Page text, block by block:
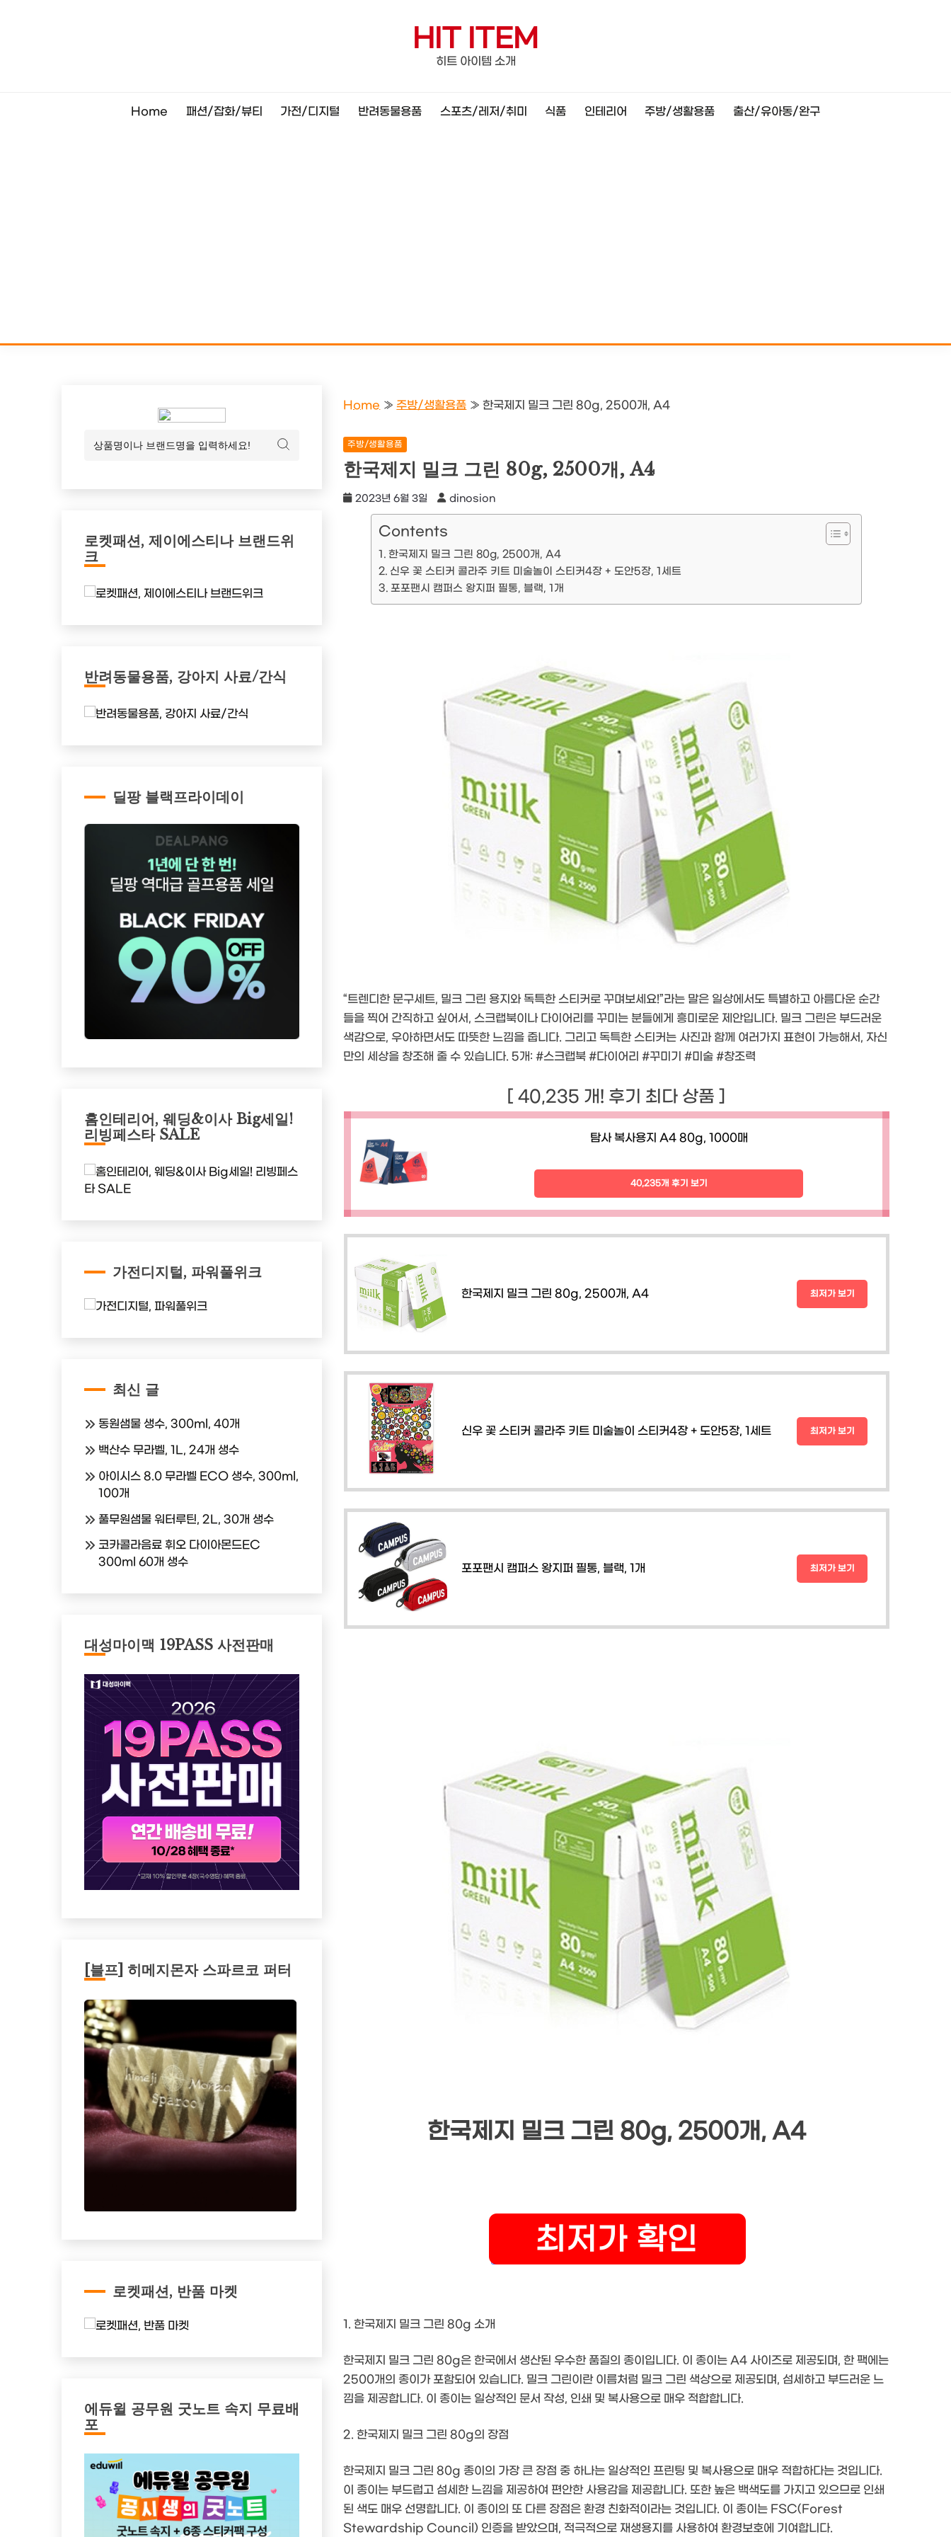
HIT ITEM
히트 아이템 소개
Home 패션/잡화/뷰티 가전/디지털 반려동물용품 스포츠/레저/취미 식품 인테리어 주방/생활용품 출산/유아동/완구
Home »주방/생활용품 » 한국제지 밀크 그린 80g, 2500개, A4
주방/생활용품
한국제지 밀크 그린 80g, 2500개, A4
2023년 6월 3일 dinosion
Contents
한국제지 밀크 그린 80g, 2500개, A4
신우 꽃 스티커 콜라주 키트 미술놀이 스티커4장 + 도안5장, 1세트
포포팬시 캠퍼스 왕지퍼 필통, 블랙, 1개
“트렌디한 문구세트, 밀크 그린 용지와 독특한 스티커로 꾸며보세요!”라는 말은 일상에서도 특별하고 아름다운 순간
들을 찍어 간직하고 싶어서, 스크랩북이나 다이어리를 꾸미는 분들에게 흥미로운 제안입니다. 밀크 그린은 부드러운
색감으로, 우아하면서도 따뜻한 느낌을 줍니다. 그리고 독특한 스티커는 사진과 함께 여러가지 표현이 가능해서, 자신
만의 세상을 창조해 줄 수 있습니다. 5개: #스크랩북 #다이어리 #꾸미기 #미술 #창조력
[ 40,235 개! 후기 최다 상품 ]
탐사 복사용지 A4 80g, 1000매
40,235개 후기 보기
한국제지 밀크 그린 80g, 2500개, A4 최저가 보기
신우 꽃 스티커 콜라주 키트 미술놀이 스티커4장 + 도안5장, 1세트 최저가 보기
포포팬시 캠퍼스 왕지퍼 필통, 블랙, 1개 최저가 보기
한국제지 밀크 그린 80g, 2500개, A4
1. 한국제지 밀크 그린 80g 소개
한국제지 밀크 그린 80g은 한국에서 생산된 우수한 품질의 종이입니다. 이 종이는 A4 사이즈로 제공되며, 한 팩에는
2500개의 종이가 포함되어 있습니다. 밀크 그린이란 이름처럼 밀크 그린 색상으로 제공되며, 섬세하고 부드러운 느
낌을 제공합니다. 이 종이는 일상적인 문서 작성, 인쇄 및 복사용으로 매우 적합합니다.
2. 한국제지 밀크 그린 80g의 장점
한국제지 밀크 그린 80g 종이의 가장 큰 장점 중 하나는 일상적인 프린팅 및 복사용으로 매우 적합하다는 것입니다.
이 종이는 부드럽고 섬세한 느낌을 제공하여 편안한 사용감을 제공합니다. 또한 높은 백색도를 가지고 있으므로 인쇄
된 색도 매우 선명합니다. 이 종이의 또 다른 장점은 환경 친화적이라는 것입니다. 이 종이는 FSC(Forest
Stewardship Council) 인증을 받았으며, 적극적으로 재생용지를 사용하여 환경보호에 기여합니다.
로켓패션, 제이에스티나 브랜드위
크
반려동물용품, 강아지 사료/간식
딜팡 블랙프라이데이
홈인테리어, 웨딩&이사 Big세일!
리빙페스타 SALE
가전디지털, 파워풀위크
최신 글
동원샘물 생수, 300ml, 40개
백산수 무라벨, 1L, 24개 생수
아이시스 8.0 무라벨 ECO 생수, 300ml,
100개
풀무원샘물 워터루틴, 2L, 30개 생수
코카콜라음료 휘오 다이아몬드EC
300ml 60개 생수
대성마이맥 19PASS 사전판매
[블프] 히메지몬자 스파르코 퍼터
로켓패션, 반품 마켓
에듀윌 공무원 굿노트 속지 무료배
포